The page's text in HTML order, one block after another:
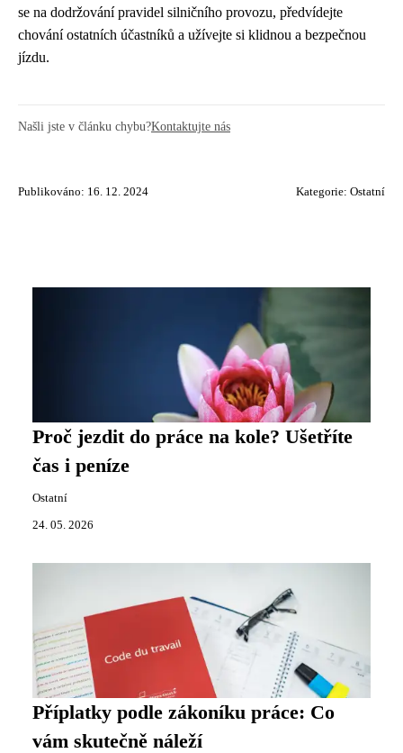
se na dodržování pravidel silničního provozu, předvídejte
chování ostatních účastníků a užívejte si klidnou a bezpečnou
jízdu.
Našli jste v článku chybu?Kontaktujte nás
Publikováno: 16. 12. 2024 Kategorie: Ostatní
Proč jezdit do práce na kole? Ušetříte
čas i peníze
Ostatní
24. 05. 2026
Příplatky podle zákoníku práce: Co
vám skutečně náleží